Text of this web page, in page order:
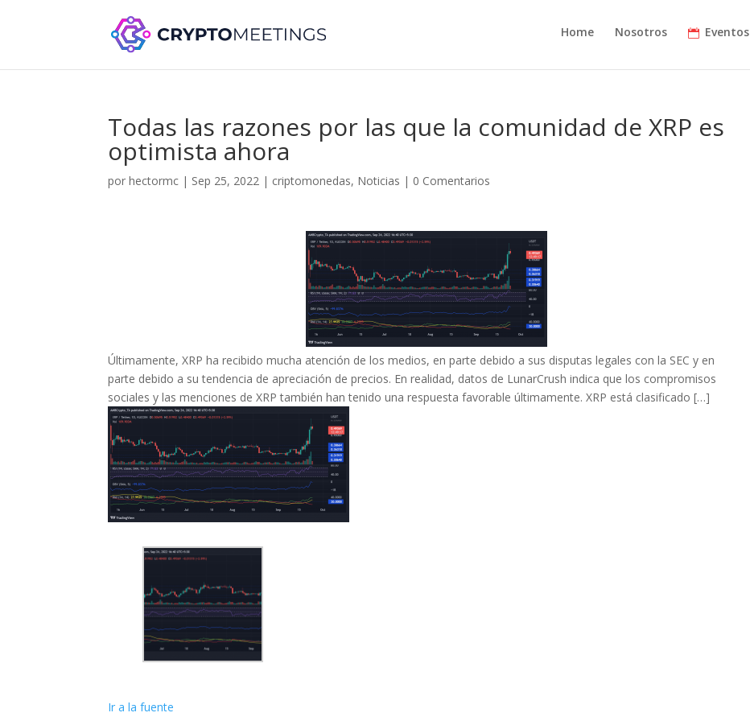
Home Nosotros Eventos
Todas las razones por las que la comunidad de XRP es
optimista ahora
porhectormc | Sep 25, 2022 | criptomonedas, Noticias | 0 Comentarios
Últimamente, XRP ha recibido mucha atención de los medios, en parte debido a sus disputas legales con la SEC y en
parte debido a su tendencia de apreciación de precios. En realidad, datos de LunarCrush indica que los compromisos
sociales y las menciones de XRP también han tenido una respuesta favorable últimamente. XRP está clasificado […]
Ir a la fuente